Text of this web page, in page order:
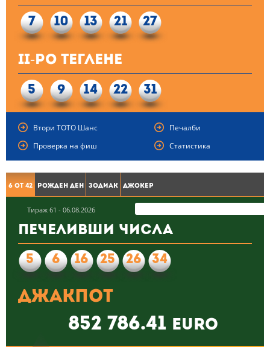
7 10 13 21 27
II-ро теглене
5 9 14 22 31
Втори ТОТО Шанс
Печалби
Проверка на фиш
Статистика
6 от 42 Рожден ден Зодиак Джокер
Тираж 61 - 06.08.2026
Печеливши числа
5 6 16 25 26 34
Джакпот
852 786.41 euro